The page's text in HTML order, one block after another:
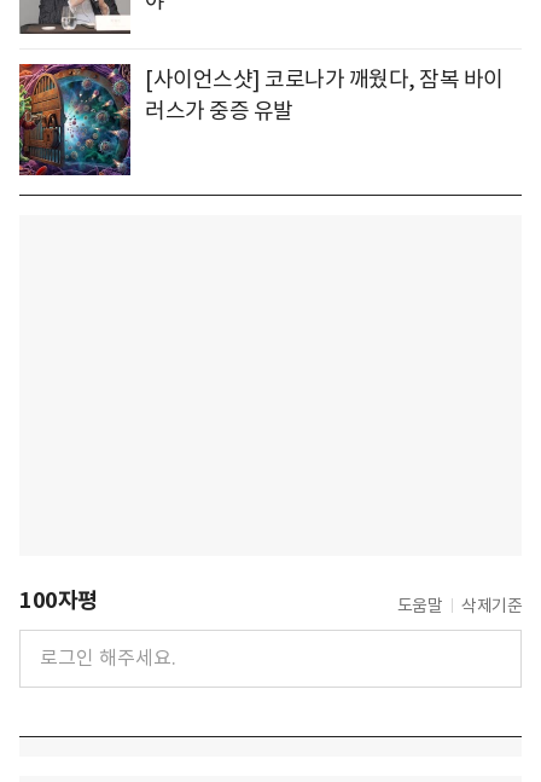
[사이언스샷] 코로나가 깨웠다, 잠복 바이
러스가 중증 유발
100자평 도움말 삭제기준